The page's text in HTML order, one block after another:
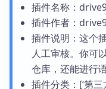
插件名称：
插件作者：
插件说明：这个
人工审核。你可
仓库，还能进行
插件分类：[‘第三